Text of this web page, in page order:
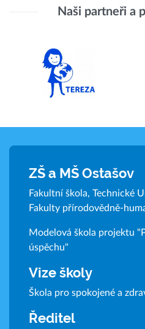
Naši partneři a
ZŠ a MŠ Ostašov
Fakultní škola, Technické
Fakulty přírodovědně-
Modelová škola projektu
úspěchu"
Vize školy
Škola pro spokojené a
Ředitel